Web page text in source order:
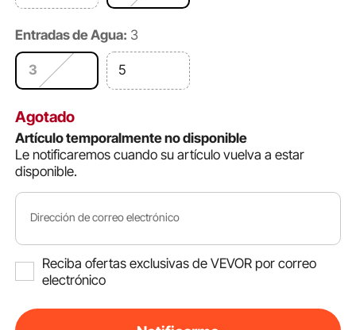
Entradas de Agua: 3
3 5
Agotado
Artículo temporalmente no disponible
Le notificaremos cuando su artículo vuelva a estar
disponible.
Dirección de correo electrónico
Reciba ofertas exclusivas de VEVOR por correo
electrónico